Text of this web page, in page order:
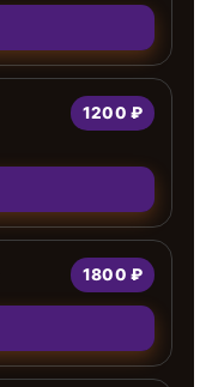
1200 ₽
1800 ₽